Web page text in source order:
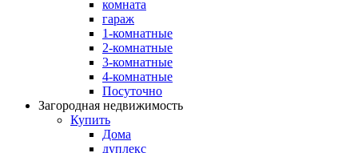
комната
гараж
1-комнатные
2-комнатные
3-комнатные
4-комнатные
Посуточно
Загородная недвижимость
Купить
Дома
дуплекс